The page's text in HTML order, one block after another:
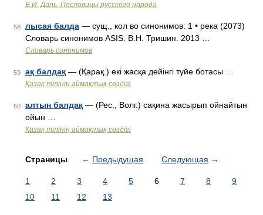
В.И. Даль. Пословицы русского народа
58 лысая балда — сущ., кол во синонимов: 1 • река (2073)
Словарь синонимов ASIS. В.Н. Тришин. 2013 …
Словарь синонимов
59 ақ балдақ — (Қарақ.) екі жасқа дейінгі түйе ботасы …
Қазақ тілінің аймақтық сөздігі
60 алтын балдақ — (Рес., Волг.) сақина жасырып ойнайтын
ойын …
Қазақ тілінің аймақтық сөздігі
Страницы ← Предыдущая Следующая →
1 2 3 4 5 6 7 8
9
10
11 12 13